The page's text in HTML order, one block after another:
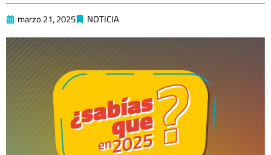
marzo 21, 2025 NOTICIA